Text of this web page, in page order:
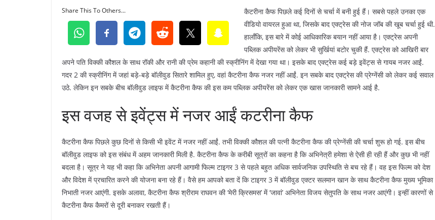
Share This To Others...
कैटरीना कैफ पिछले कई दिनों से चर्चा में बनी हुई हैं। सबसे पहले उनका एक
वीडियो वायरल हुआ था, जिसके बाद एक्ट्रेस की नोज जॉब की खूब चर्चा हुई थी.
हालाँकि, इस बारे में कोई आधिकारिक बयान नहीं आया है। एक्ट्रेस अपनी
पब्लिक अपीयरेंस को लेकर भी सुर्खियां बटोर चुकी हैं. एक्ट्रेस को आखिरी बार
अपने पति विक्की कौशल के साथ रॉकी और रानी की प्रेम कहानी की स्क्रीनिंग में देखा गया था। इसके बाद एक्ट्रेस कई बड़े इवेंट्स से गायब नजर आईं.
गदर 2 की स्क्रीनिंग में जहां बड़े-बड़े बॉलीवुड सितारे शामिल हुए, वहां कैटरीना कैफ नजर नहीं आईं. इन सबके बाद एक्ट्रेस की प्रेग्नेंसी को लेकर कई सवाल
उठे. लेकिन इन सबके बीच बॉलीवुड लाइफ में कैटरीना कैफ की इस कम पब्लिक अपीयरेंस को लेकर एक खास जानकारी सामने आई है.
इस वजह से इवेंट्स में नजर आईं कटरीना कैफ
कैटरीना कैफ पिछले कुछ दिनों से किसी भी इवेंट में नजर नहीं आईं. तभी विक्की कौशल की पत्नी कैटरीना कैफ की प्रेग्नेंसी की चर्चा शुरू हो गई. इस बीच
बॉलीवुड लाइफ को इस संबंध में अहम जानकारी मिली है. कैटरीना कैफ के करीबी सूत्रों का कहना है कि अभिनेत्री हमेशा से ऐसी ही रही हैं और कुछ भी नहीं
बदला है। सूत्र ने यह भी कहा कि अभिनेता अपनी आगामी फिल्म टाइगर 3 से पहले बहुत अधिक सार्वजनिक उपस्थिति से बच रहे हैं। वह इस फिल्म को देश
और विदेश में प्रचारित करने की योजना बना रहे हैं। वैसे हम आपको बता दें कि टाइगर 3 में बॉलीवुड एक्टर सलमान खान के साथ कैटरीना कैफ मुख्य भूमिका
निभाती नजर आएंगी. इसके अलावा, कैटरीना कैफ श्रीराम राघवन की ‘मेरी क्रिसमस’ में ‘जावां’ अभिनेता विजय सेतुपति के साथ नजर आएंगी। इन्हीं कारणों से
कैटरीना कैफ कैमरों से दूरी बनाकर रखती हैं।